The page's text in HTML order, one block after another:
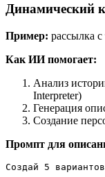
Динамический
Пример: рассылка
Как ИИ помогает:
Анализ
Interpreter)
Генерация
Создание
Промпт для
Создай 5